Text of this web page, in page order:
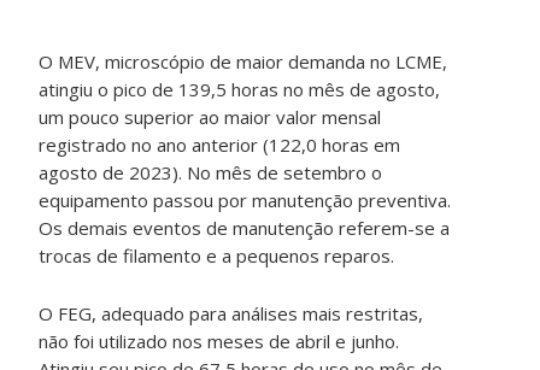
O MEV, microscópio de maior demanda no LCME,
atingiu o pico de 139,5 horas no mês de agosto,
um pouco superior ao maior valor mensal
registrado no ano anterior (122,0 horas em
agosto de 2023). No mês de setembro o
equipamento passou por manutenção preventiva.
Os demais eventos de manutenção referem-se a
trocas de filamento e a pequenos reparos.
O FEG, adequado para análises mais restritas,
não foi utilizado nos meses de abril e junho.